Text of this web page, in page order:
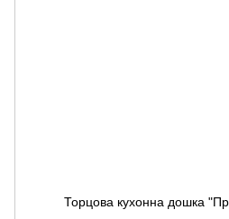
Торцова кухонна дошка